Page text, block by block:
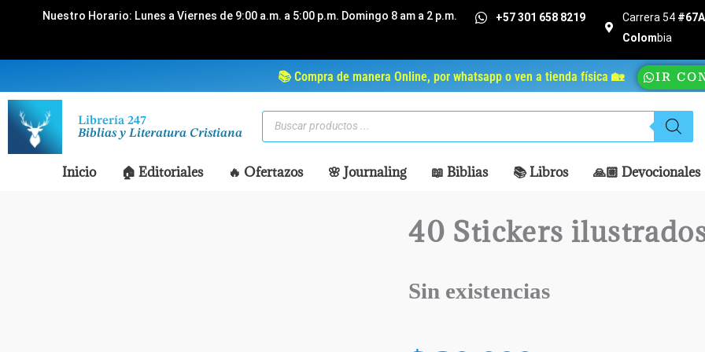
Nuestro Horario: Lunes a Viernes de 9:00 a.m. a 5:00 p.m. Domingo 8 am a 2 p.m. +57 301 658 8219 Carrera 54
Colombia
📚 Compra de manera Online, por whatsapp o ven a tienda física 🏡 IR
Librería 247
Biblias y Literatura Cristiana
Búsqueda
productos
Inicio 🏠 Editoriales 🔥 Ofertazos 🌸 Journaling 📖 Biblias 📚 Libros 🙏🏼 Devocionales
40 Stickers
Sin existencias